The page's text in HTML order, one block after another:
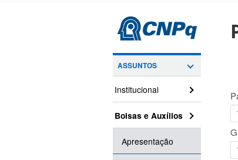
ASSUNTOS
Institucional
Bolsas e Auxílios
Apresentação